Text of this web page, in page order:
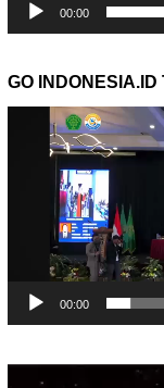
00:00
GO INDONESIA.ID
Pemutar
00:00